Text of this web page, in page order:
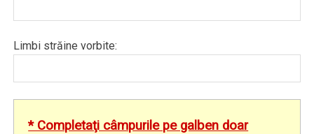
Limbi străine vorbite:
* Completaţi câmpurile pe galben doar